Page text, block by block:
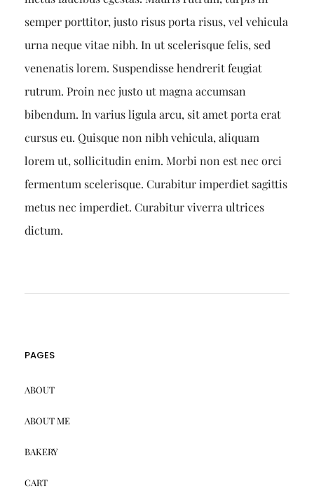
semper porttitor, justo risus porta risus, vel vehicula
urna neque vitae nibh. In ut scelerisque felis, sed
venenatis lorem. Suspendisse hendrerit feugiat
rutrum. Proin nec justo ut magna accumsan
bibendum. In varius ligula arcu, sit amet porta erat
cursus eu. Quisque non nibh vehicula, aliquam
lorem ut, sollicitudin enim. Morbi non est nec orci
fermentum scelerisque. Curabitur imperdiet sagittis
metus nec imperdiet. Curabitur viverra ultrices
dictum.
PAGES
ABOUT
ABOUT ME
BAKERY
CART